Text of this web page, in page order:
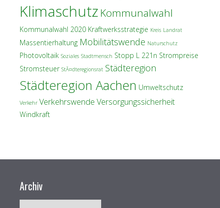
Klimaschutz Kommunalwahl
Kommunalwahl 2020 Kraftwerksstrategie Kreis Landrat
Massentierhaltung Mobilitätswende Naturschutz
Photovoltaik Soziales Stadtmensch Stopp L 221n Strompreise
Stromsteuer StÃ¤dteregionsrat Städteregion
Städteregion Aachen Umweltschutz
Verkehr Verkehrswende Versorgungssicherheit
Windkraft
Archiv